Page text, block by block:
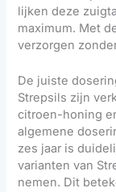
lijken deze
maximum. Met
verzorgen
De juiste
Strepsils zijn
citroen-honing
algemene
zes jaar is
varianten van
nemen. Dit